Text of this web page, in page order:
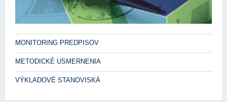
MONITORING PREDPISOV
METODICKÉ USMERNENIA
VÝKLADOVÉ STANOVISKÁ